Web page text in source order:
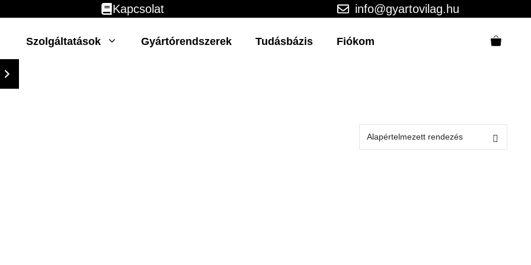
Kapcsolat info@gyartovilag.hu
Szolgáltatások Gyártórendszerek Tudásbázis Fiókom